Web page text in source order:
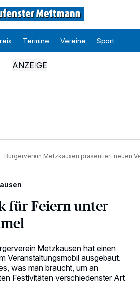
Termine Vereine Sport
Bürgerverein Metzkausen präsentiert neuen
für Feiern unter
Metzkausen hat einen
Veranstaltungsmobil ausgebaut.
was man braucht, um an
Festivitäten verschiedenster Art
speichern und greifen auf
wie Browserdaten oder eindeutige
zu. Durch Auswahl von OK aktivieren Sie
die unter „Wir und unsere Partner
Dienste bereitzustellen“ aufgeführten
sind, sind manche Inhalte und